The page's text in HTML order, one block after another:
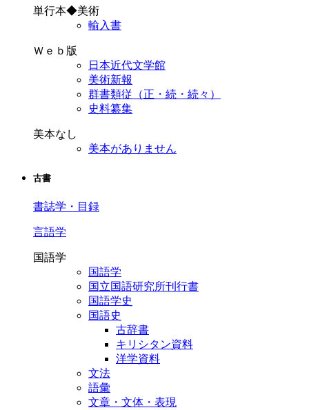
単行本◆美術
輸入書
Ｗｅｂ版
日本近代文学館
美術新報
群書類従（正・続・続々）
史料纂集
美本なし
美本がありません
古書
書誌学・目録
言語学
国語学
国語学
国立国語研究所刊行書
国語学史
国語史
古辞書
キリシタン資料
洋学資料
文法
語彙
文章・文体・表現